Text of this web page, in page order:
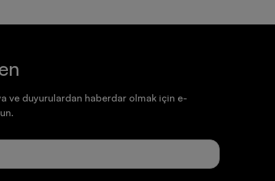
ve duyurulardan haberdar olmak için e-